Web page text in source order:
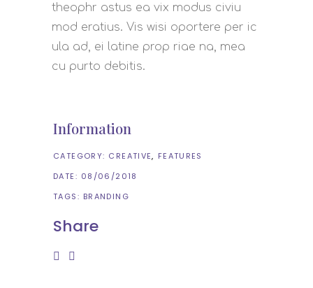
theophr astus ea vix modus civiu
mod eratius. Vis wisi oportere per ic
ula ad, ei latine prop riae na, mea
cu purto debitis.
Information
CATEGORY: CREATIVE
FEATURES
DATE: 08/06/2018
TAGS: BRANDING
Share